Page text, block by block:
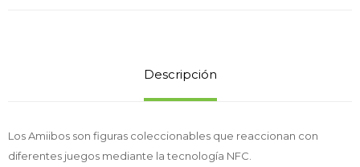
Descripción
Los Amiibos son figuras coleccionables que reaccionan con
diferentes juegos mediante la tecnología NFC.